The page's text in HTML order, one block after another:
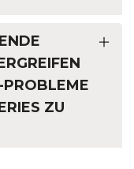
K
B
ZU V